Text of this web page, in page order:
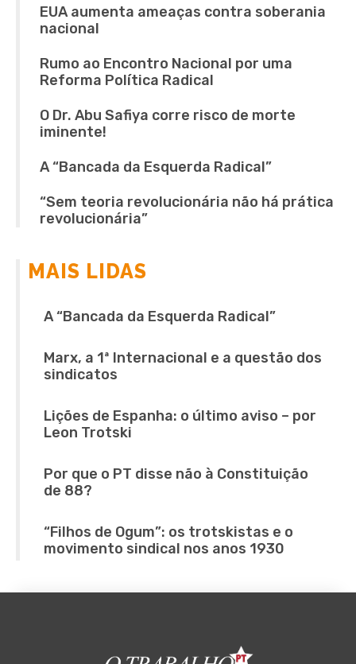
EUA aumenta ameaças contra soberania
nacional
Rumo ao Encontro Nacional por uma
Reforma Política Radical
O Dr. Abu Safiya corre risco de morte
iminente!
A “Bancada da Esquerda Radical”
“Sem teoria revolucionária não há prática
revolucionária”
MAIS LIDAS
A “Bancada da Esquerda Radical”
Marx, a 1ª Internacional e a questão dos
sindicatos
Lições de Espanha: o último aviso – por
Leon Trotski
Por que o PT disse não à Constituição
de 88?
“Filhos de Ogum”: os trotskistas e o
movimento sindical nos anos 1930